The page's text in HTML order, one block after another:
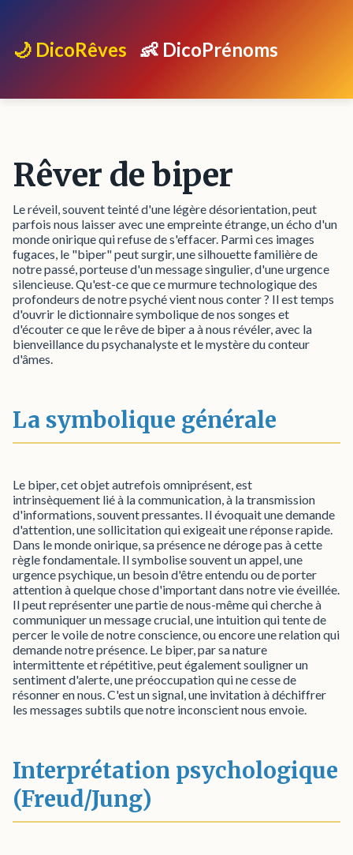
🌙 DicoRêves 👶 DicoPrénoms
Rêver de biper
Le réveil, souvent teinté d'une légère désorientation, peut
parfois nous laisser avec une empreinte étrange, un écho d'un
monde onirique qui refuse de s'effacer. Parmi ces images
fugaces, le "biper" peut surgir, une silhouette familière de
notre passé, porteuse d'un message singulier, d'une urgence
silencieuse. Qu'est-ce que ce murmure technologique des
profondeurs de notre psyché vient nous conter ? Il est temps
d'ouvrir le dictionnaire symbolique de nos songes et
d'écouter ce que le rêve de biper a à nous révéler, avec la
bienveillance du psychanalyste et le mystère du conteur
d'âmes.
La symbolique générale
Le biper, cet objet autrefois omniprésent, est
intrinsèquement lié à la communication, à la transmission
d'informations, souvent pressantes. Il évoquait une demande
d'attention, une sollicitation qui exigeait une réponse rapide.
Dans le monde onirique, sa présence ne déroge pas à cette
règle fondamentale. Il symbolise souvent un appel, une
urgence psychique, un besoin d'être entendu ou de porter
attention à quelque chose d'important dans notre vie éveillée.
Il peut représenter une partie de nous-même qui cherche à
communiquer un message crucial, une intuition qui tente de
percer le voile de notre conscience, ou encore une relation qui
demande notre présence. Le biper, par sa nature
intermittente et répétitive, peut également souligner un
sentiment d'alerte, une préoccupation qui ne cesse de
résonner en nous. C'est un signal, une invitation à déchiffrer
les messages subtils que notre inconscient nous envoie.
Interprétation psychologique
(Freud/Jung)